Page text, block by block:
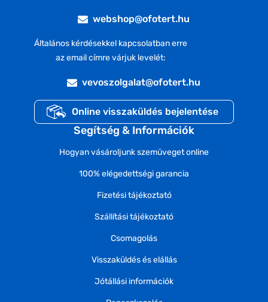
webshop@ofotert.hu
Általános kérdésekkel kapcsolatban erre
az email címre várjuk levelét:
vevoszolgalat@ofotert.hu
Online visszaküldés bejelentése
Segítség & Információk
Hogyan vásároljunk szemüveget online
100% elégedettségi garancia
Fizetési tájékoztató
Szállítási tájékoztató
Csomagolás
Visszaküldés és elállás
Jótállási információk